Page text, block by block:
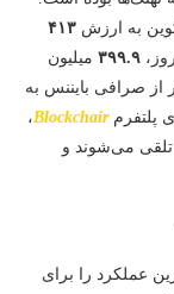
به ارزش ۴۱۳
۳۹۹.۹ میلیون
از صرافی بایننس به
پلتفرمBlockchair،
تلقی می‌شوند و
عملکرد را برای